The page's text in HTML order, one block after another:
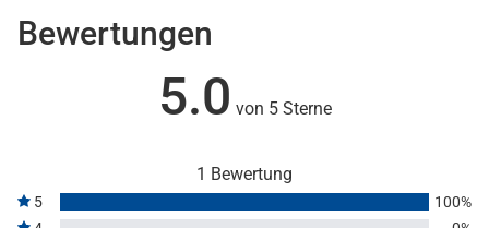
Bewertungen
5.0 von 5 Sterne
1 Bewertung
5
100%